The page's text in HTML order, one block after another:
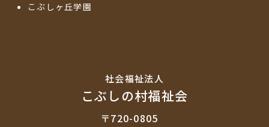
こぶしヶ丘学園
社会福祉法⼈
こぶしの村福祉会
〒720-0805